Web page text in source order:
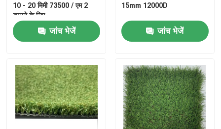
जिम कृत्रिम टर्फ
गोल्फ कृत्रिम घास
रंगीन कृत्रिम टर्फ
10 - 20 मिमी 73500 / एम 2
डालने के लिए
जांच भेजें
15mm 12000D
जांच भेजें